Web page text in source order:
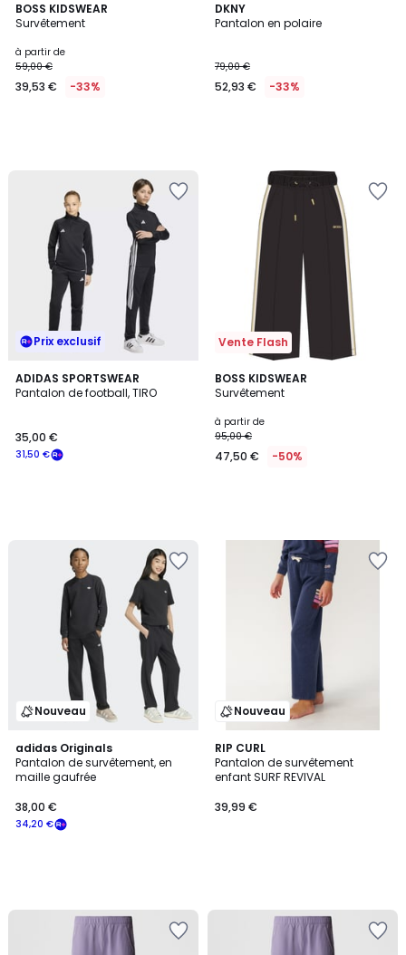
BOSS KIDSWEAR
Survêtement
à partir de
59,00 €
39,53 € -33%
DKNY
Pantalon en polaire
79,00 €
52,93 € -33%
Prix exclusif
ADIDAS SPORTSWEAR
Pantalon de football, TIRO
31,50 €
35,00 €
Vente Flash
BOSS KIDSWEAR
Survêtement
à partir de
95,00 €
47,50 € -50%
Nouveau
adidas Originals
Pantalon de survêtement, en
maille gaufrée
34,20 €
38,00 €
Nouveau
RIP CURL
Pantalon de survêtement
enfant SURF REVIVAL
39,99 €